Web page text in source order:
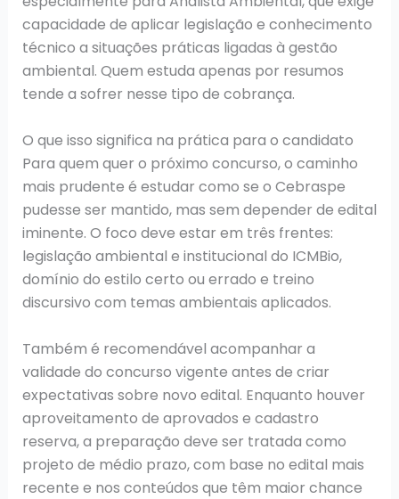
capacidade de aplicar legislação e conhecimento
técnico a situações práticas ligadas à gestão
ambiental. Quem estuda apenas por resumos
tende a sofrer nesse tipo de cobrança.
O que isso significa na prática para o candidato
Para quem quer o próximo concurso, o caminho
mais prudente é estudar como se o Cebraspe
pudesse ser mantido, mas sem depender de edital
iminente. O foco deve estar em três frentes:
legislação ambiental e institucional do ICMBio,
domínio do estilo certo ou errado e treino
discursivo com temas ambientais aplicados.
Também é recomendável acompanhar a
validade do concurso vigente antes de criar
expectativas sobre novo edital. Enquanto houver
aproveitamento de aprovados e cadastro
reserva, a preparação deve ser tratada como
projeto de médio prazo, com base no edital mais
recente e nos conteúdos que têm maior chance